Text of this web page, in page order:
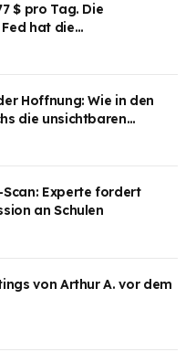
$ pro Tag. Die
hat die
Marktes erregt.
Hoffnung: Wie in den
die unsichtbaren
Experte fordert
an Schulen
von Arthur A. vor dem